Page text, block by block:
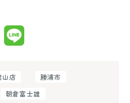
山店
勝浦市
朝倉富士雄